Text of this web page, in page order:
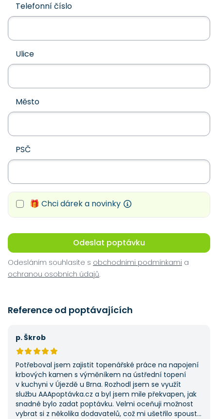
Telefonní číslo
Ulice
Město
PSČ
🎁 Chci dárek a novinky
Odeslat poptávku
Odesláním souhlasíte s obchodními podmínkami a
ochranou osobních údajů.
Reference od poptávajících
p. Škrob
Potřeboval jsem zajistit topenářské práce na napojení
krbových kamen s výměníkem na ústřední topení
v kuchyni v Újezdě u Brna. Rozhodl jsem se využít
službu AAApoptávka.cz a byl jsem mile překvapen, jak
snadné bylo zadat poptávku. Velmi oceňuji možnost
vybrat si z několika dodavatelů, což mi ušetřilo spoustu